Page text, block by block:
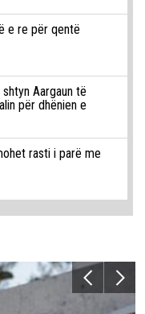
e re për qentë
Aargaun të
për dhënien e
rasti i parë me